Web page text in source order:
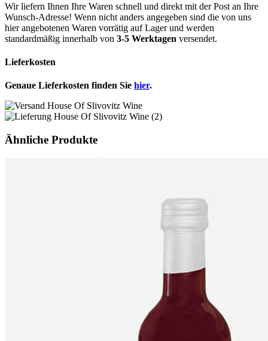
Wir liefern Ihnen Ihre Waren schnell und direkt mit der Post an Ihre
Wunsch-Adresse! Wenn nicht anders angegeben sind die von uns
hier angebotenen Waren vorrätig auf Lager und werden
standardmäßig innerhalb von 3-5 Werktagen versendet.
Lieferkosten
Genaue Lieferkosten finden Sie hier.
Ähnliche Produkte